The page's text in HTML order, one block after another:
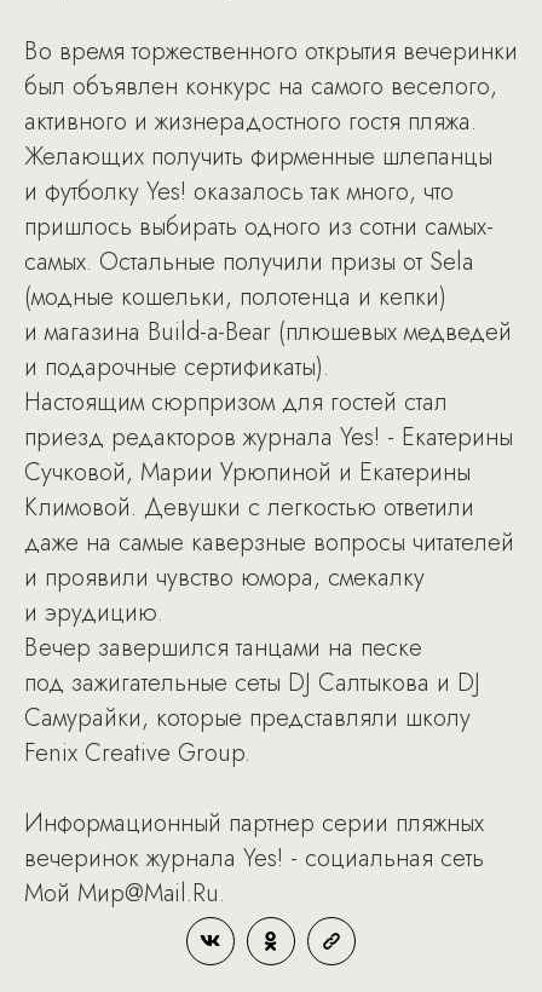
Во время торжественного открытия вечеринки
был объявлен конкурс на самого веселого,
активного и жизнерадостного гостя пляжа.
Желающих получить фирменные шлепанцы
и футболку Yes! оказалось так много, что
пришлось выбирать одного из сотни самых-
самых. Остальные получили призы от Sela
(модные кошельки, полотенца и кепки)
и магазина Build-a-Bear (плюшевых медведей
и подарочные сертификаты).
Настоящим сюрпризом для гостей стал
приезд редакторов журнала Yes! - Екатерины
Сучковой, Марии Урюпиной и Екатерины
Климовой. Девушки с легкостью ответили
даже на самые каверзные вопросы читателей
и проявили чувство юмора, смекалку
и эрудицию.
Вечер завершился танцами на песке
под зажигательные сеты DJ Салтыкова и DJ
Самурайки, которые представляли школу
Fenix Creative Group.
Информационный партнер серии пляжных
вечеринок журнала Yes! - социальная сеть
Мой Мир@Mail.Ru.